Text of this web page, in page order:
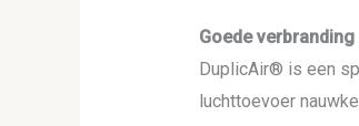
Goede
DuplicAir® is een
luchttoevoer